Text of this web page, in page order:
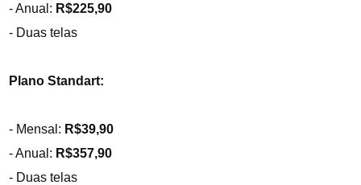
- Anual: R$225,90
- Duas telas
Plano Standart:
- Mensal: R$39,90
- Anual: R$357,90
- Duas telas